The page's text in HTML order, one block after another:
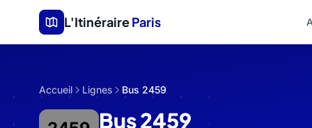
Aller au contenu principal
L'ItinéraireParis
Accueil Lignes Bus 2459
Bus 2459